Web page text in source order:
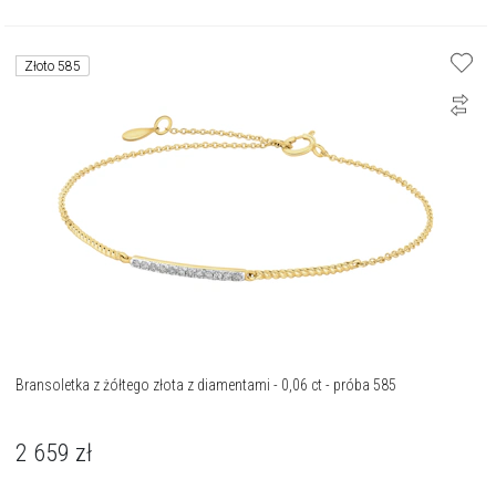
Złoto 585
Bransoletka z żółtego złota z diamentami - 0,06 ct - próba 585
2 659 zł